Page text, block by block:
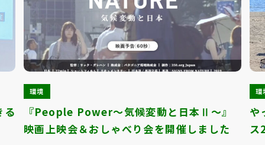
る
環境
『People Power～気候変動と日本Ⅱ～』
映画上映会＆おしゃべり会を開催しました
環
や
ス